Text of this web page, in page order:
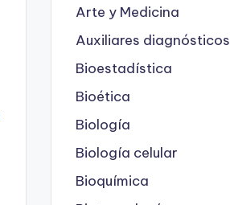
Arte y Medicina
Auxiliares diagnósticos
Bioestadística
Bioética
Biología
Biología celular
Bioquímica